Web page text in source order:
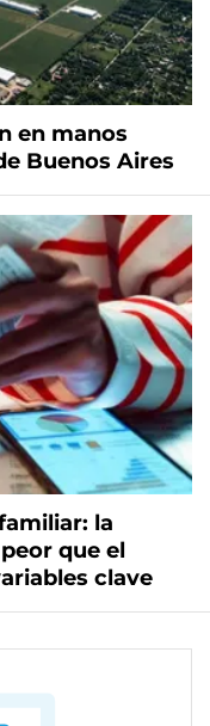
en manos
Buenos Aires
la
que el
clave